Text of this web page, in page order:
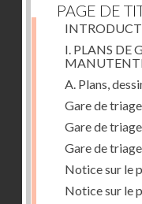
PAGE DE
I. PLANS DE
A. Plans,
Gare de
Gare de
Gare de
Notice sur le
Notice sur le